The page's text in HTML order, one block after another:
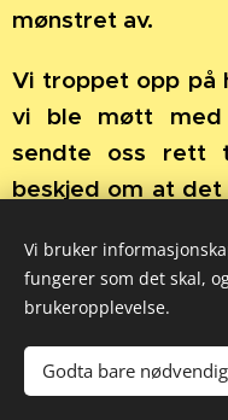
mønstret av.
Vi troppet opp på
vi ble møtt
sendte oss rett
beskjed om at
ulovlig. Vi skulle
norskregistrerte
fortalte hva vi
oss nye båter vi
Vi bruker
fungerer som det skal,
brukeropplevelse.
Godta bare